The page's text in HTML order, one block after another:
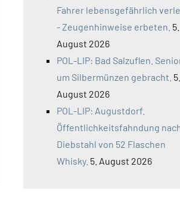
Fahrer lebensgefährlich
- Zeugenhinweise erbeten. 5.
August 2026
POL-LIP: Bad Salzuflen.
um Silbermünzen gebracht. 5.
August 2026
POL-LIP: Augustdorf.
Öffentlichkeitsfahndung
Diebstahl von 52 Flaschen
Whisky. 5. August 2026